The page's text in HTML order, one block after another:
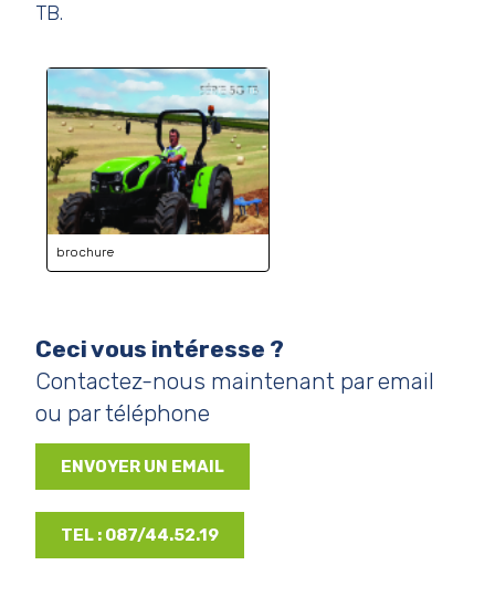
TB.
brochure
Ceci vous intéresse ?
Contactez-nous maintenant par email
ou par téléphone
ENVOYER UN EMAIL
TEL : 087/44.52.19